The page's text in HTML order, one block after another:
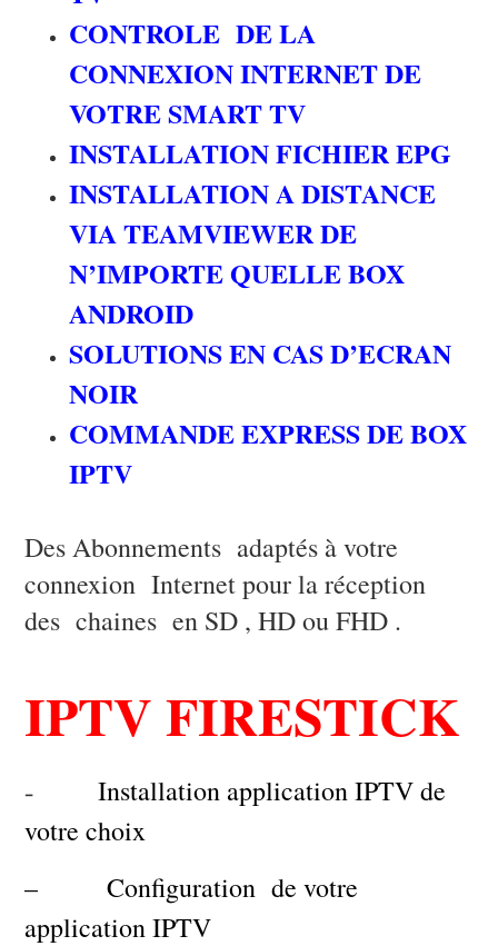
CONTROLE DE LA
CONNEXION INTERNET DE
VOTRE SMART TV
INSTALLATION FICHIER EPG
INSTALLATION A DISTANCE
VIA TEAMVIEWER DE
N’IMPORTE QUELLE BOX
ANDROID
SOLUTIONS EN CAS D’ECRAN
NOIR
COMMANDE EXPRESS DE BOX
IPTV
Des Abonnements adaptés à votre
connexion Internet pour la réception
des chaines en SD , HD ou FHD .
IPTV FIRESTICK
–
Installation application IPTV de
votre choix
– Configuration de votre
application IPTV